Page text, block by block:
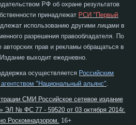
РФ об охране результатов
принадлежат РСИ "Первый
использованию другими лицами в
разрешения правообладателя. По
авторских прав и рекламы обращаться в
Издание выходит ежедневно.
осуществляется Российским
"Национальный альянс"
СМИ Российское сетевое издание
ЭЛ № ФС 77 - 59520 от 03 октября 2014г.
Роскомнадзором.
16+